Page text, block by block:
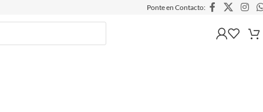
Ponte en Contacto: